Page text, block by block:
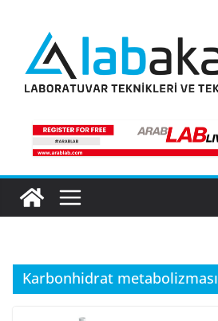
content
Karbonhidrat metabolizması